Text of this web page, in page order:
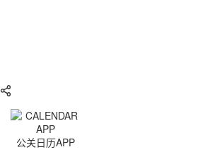
公关日历APP